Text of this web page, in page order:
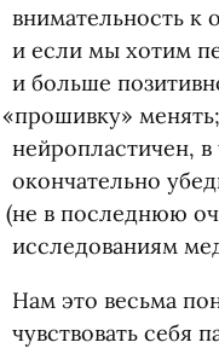
внимательность к
и если мы хотим
и больше
«прошивку»
нейропластичен,
окончательно
(не в последнюю
исследованиям
Нам это весьма
чувствовать себя